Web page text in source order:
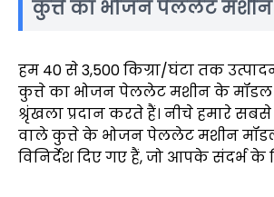
कुत्ते का भोजन पेललेट मशीन
हम 40 से 3,500 किग्रा/घंटा तक
कुत्ते का भोजन पेललेट मशीन के मॉडल
श्रृंखला प्रदान करते हैं। नीचे हमारे
वाले कुत्ते के भोजन पेललेट मशीन
विनिर्देश दिए गए हैं, जो आपके संदर्भ के